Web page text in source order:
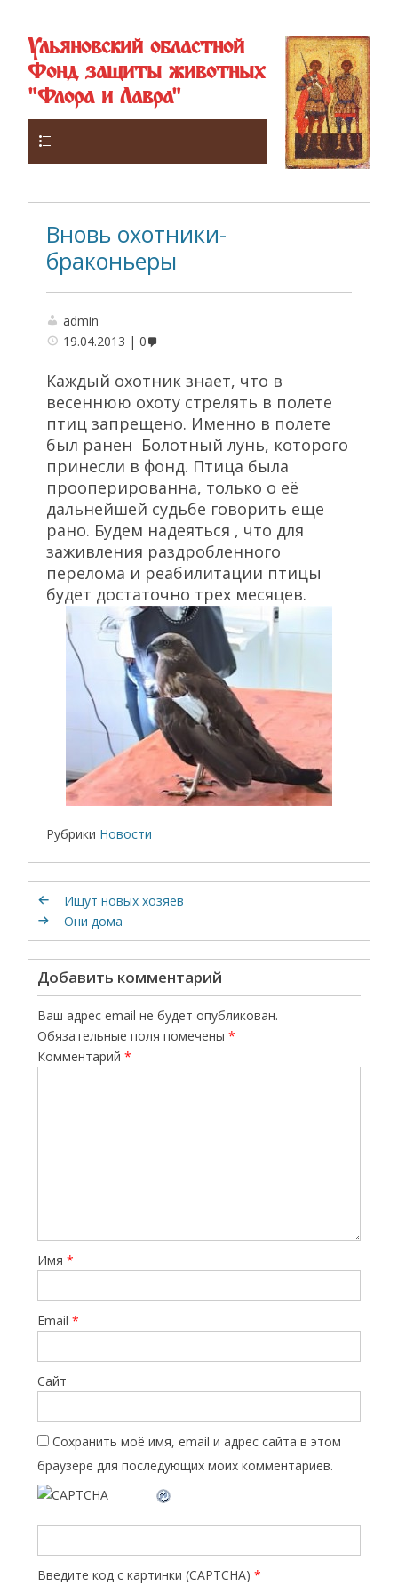
Ульяновский областной
Фонд защиты животных
"Флора и Лавра"
Вновь охотники-
браконьеры
admin
19.04.2013
0
Каждый охотник знает, что в
весеннюю охоту стрелять в полете
птиц запрещено. Именно в полете
был ранен Болотный лунь, которого
принесли в фонд. Птица была
прооперированна, только о её
дальнейшей судьбе говорить еще
рано. Будем надеяться , что для
заживления раздробленного
перелома и реабилитации птицы
будет достаточно трех месяцев.
Рубрики Новости
Ищут новых хозяев
Они дома
Добавить комментарий
Ваш адрес email не будет опубликован.
Обязательные поля помечены*
Комментарий*
Имя*
Email*
Сайт
Сохранить моё имя, email и адрес сайта в этом
браузере для последующих моих комментариев.
Введите код с картинки (CAPTCHA) *